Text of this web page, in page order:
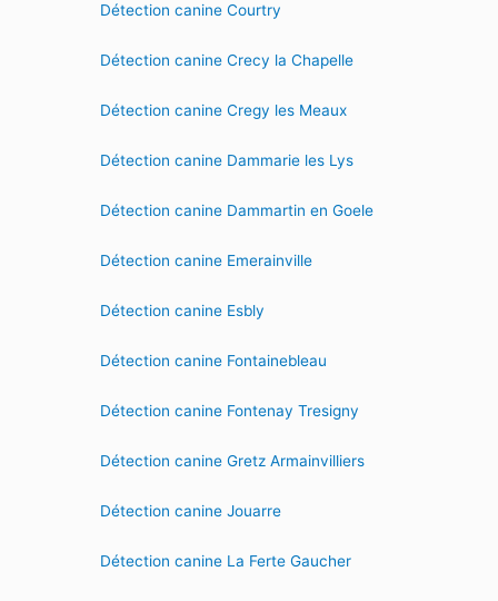
Détection canine Courtry
Détection canine Crecy la Chapelle
Détection canine Cregy les Meaux
Détection canine Dammarie les Lys
Détection canine Dammartin en Goele
Détection canine Emerainville
Détection canine Esbly
Détection canine Fontainebleau
Détection canine Fontenay Tresigny
Détection canine Gretz Armainvilliers
Détection canine Jouarre
Détection canine La Ferte Gaucher